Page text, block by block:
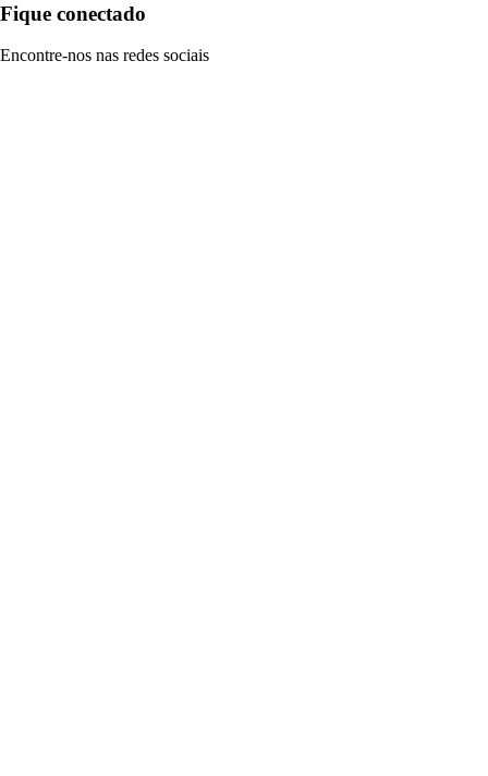
Fique conectado
Encontre-nos nas redes sociais